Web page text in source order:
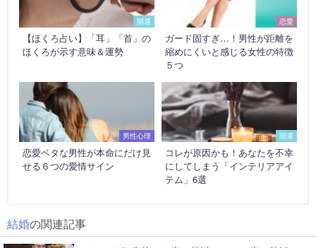
開運
【ほくろ占い】「耳」「首」の
ほくろが示す意味＆運勢
恋愛
ガード固すぎ…！男性が距離を
縮めにくいと感じる女性の特徴
５つ
男性心理
恋愛ベタな男性が本命にだけ見
せる６つの愛情サイン
開運
コレが原因かも！あなたを不幸
にしてしまう「インテリアアイ
テム」6選
結婚の関連記事